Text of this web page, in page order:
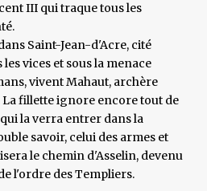
III qui traque tous les
Saint-Jean-d'Acre, cité
vices et sous la menace
vivent Mahaut, archère
La fillette ignore encore tout de
la verra entrer dans la
savoir, celui des armes et
le chemin d'Asselin, devenu
l'ordre des Templiers.